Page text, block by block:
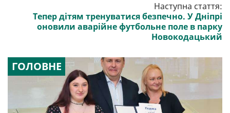
Наступна стаття:
Тепер дітям тренуватися безпечно. У Дніпрі
оновили аварійне футбольне поле в парку
Новокодацький
ГОЛОВНЕ